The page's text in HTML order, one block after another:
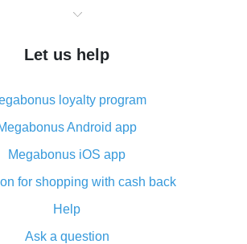
back when making purchases on
to download cash back for AliExpress
cash back plugin and what are
its advantages
from the AliExpress mobile app -
advantages of the plugin
on AliExpress has been cancelled!
back on AliExpress - short manual
Let us help
loyalty program
Android app
Megabonus iOS app
for shopping with cash back
Help
Ask a question